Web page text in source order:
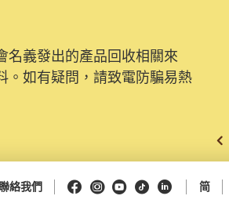
名義發出的產品回收相關來
。如有疑問，請致電防騙易熱
絡我們 Facebook
Instagram
Youtube
抖音領英 简